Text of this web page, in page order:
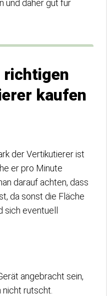
und daher gut für
richtigen
kaufen
der Vertikutierer ist
er pro Minute
darauf achten, dass
da sonst die Fläche
eventuell
angebracht sein,
rutscht.